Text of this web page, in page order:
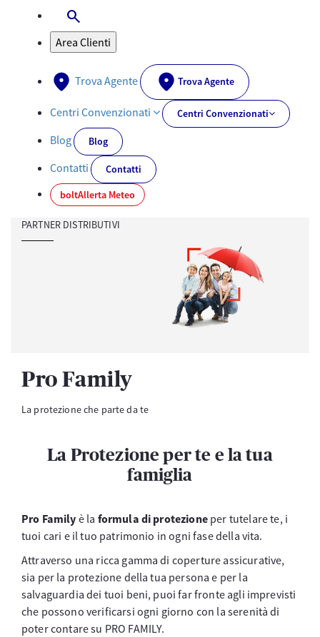
searchApri-Chiudi Barra di ricerca
Area Clienti
Trova Agente Trova Agente
Centri Convenzionati Centri Convenzionati
Blog Blog
Contatti
Contatti
boltAllerta Meteo
PARTNER DISTRIBUTIVI
Pro Family
La protezione che parte da te
La Protezione per te e la tua
famiglia
Pro Family è la formula di protezioneper tutelare te, i
tuoi cari e il tuo patrimonio in ogni fase della vita.
Attraverso una ricca gamma di coperture assicurative,
sia per la protezione della tua persona e per la
salvaguardia dei tuoi beni, puoi far fronte agli imprevisti
che possono verificarsi ogni giorno con la serenità di
poter contare su PRO FAMILY.